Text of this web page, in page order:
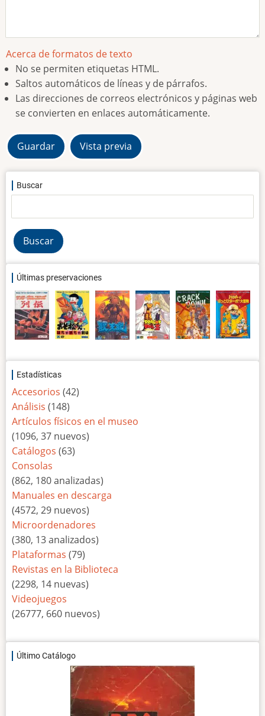
Acerca de formatos de texto
No se permiten etiquetas HTML.
Saltos automáticos de líneas y de párrafos.
Las direcciones de correos electrónicos y páginas web
se convierten en enlaces automáticamente.
Buscar
Últimas preservaciones
Estadísticas
Accesorios (42)
Análisis (148)
Artículos físicos en el museo
(1096, 37 nuevos)
Catálogos (63)
Consolas
(862, 180 analizadas)
Manuales en descarga
(4572, 29 nuevos)
Microordenadores
(380, 13 analizados)
Plataformas (79)
Revistas en la Biblioteca
(2298, 14 nuevas)
Videojuegos
(26777, 660 nuevos)
Último Catálogo